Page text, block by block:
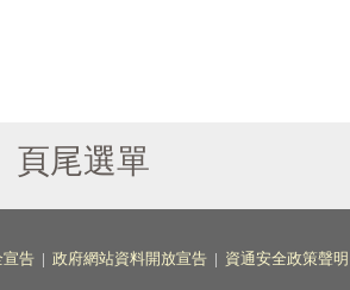
頁尾選單
宣告 | 政府網站資料開放宣告 | 資通安全政策聲明